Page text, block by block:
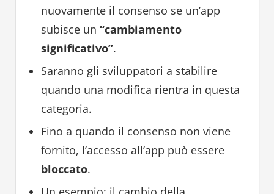
nuovamente il consenso se un’app
subisce un “cambiamento
significativo”.
Saranno gli sviluppatori a stabilire
quando una modifica rientra in questa
categoria.
Fino a quando il consenso non viene
fornito, l’accesso all’app può essere
bloccato.